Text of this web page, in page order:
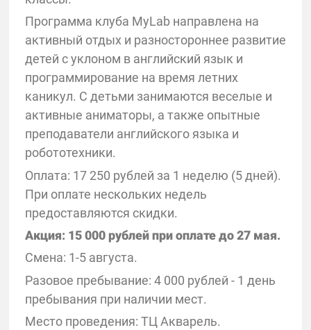
Программа клуба MyLab направлена на
активный отдых и разностороннее развитие
детей с уклоном в английский язык и
программирование на время летних
каникул. С детьми занимаются веселые и
активные аниматоры, а также опытные
преподаватели английского языка и
робототехники.
Оплата: 17 250 рублей за 1 неделю (5 дней).
При оплате нескольких недель
предоставляются скидки.
Акция: 15 000 рублей при оплате до 27 мая.
Смена: 1-5 августа.
Разовое пребывание: 4 000 рублей - 1 день
пребывания при наличии мест.
Место проведения: ТЦ Акварель.